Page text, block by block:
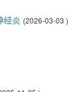
经炎 (2026-03-03 )